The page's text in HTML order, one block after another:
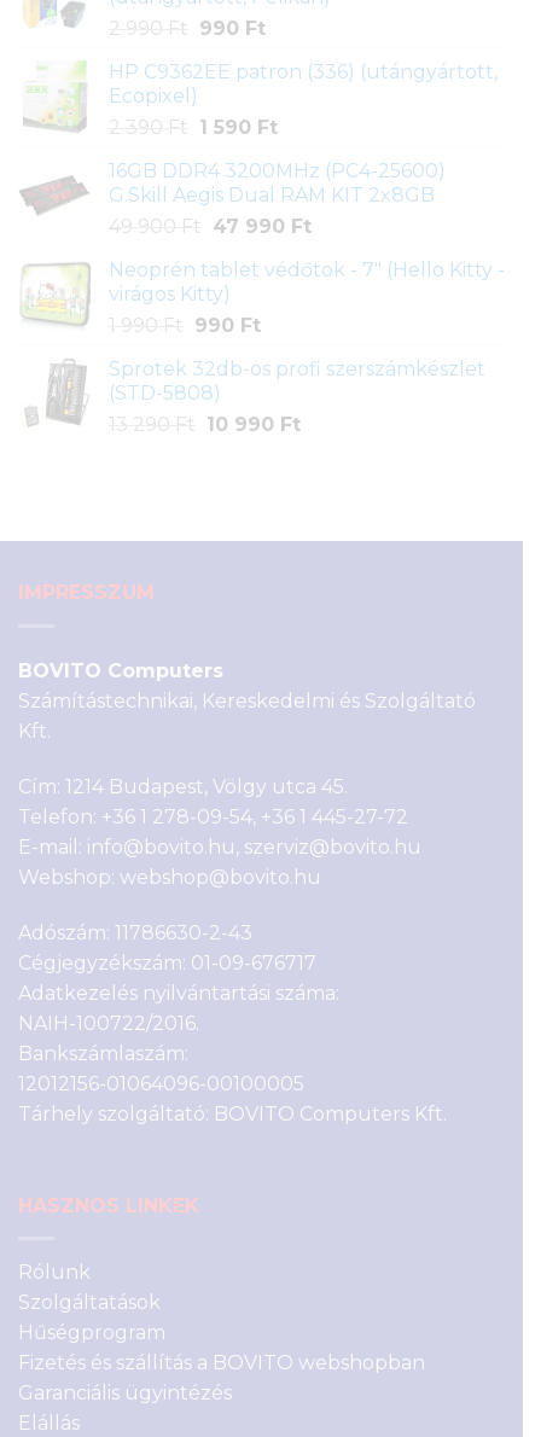
2 990 Ft
Original
was:
990 Ft.
990 FtCurrent
is:
HP C9362EE patron (336) (utángyártott,
Ecopixel)
2 390 Ft
Original
was:
2
390 Ft.
1 590 FtCurrent
is:
1
590 Ft.
16GB DDR4 3200MHz (PC4-25600)
G.Skill Aegis Dual RAM KIT 2x8GB
49 900 Ft
Original
was:
49
900 Ft.
47 990 FtCurrent
is:
Neoprén tablet védőtok - 7" (Hello Kitty -
virágos Kitty)
1 990 Ft
Original
was:
1
990 Ft.
990 FtCurrent
is:
Sprotek 32db-os profi szerszámkészlet
(STD-5808)
13 290 Ft
Original
10 990 FtCurrent
IMPRESSZUM
BOVITO Computers
Számítástechnikai, Kereskedelmi és Szolgáltató
Kft.
Cím: 1214 Budapest, Völgy utca 45.
Telefon: +36 1 278-09-54, +36 1 445-27-72
E-mail: info@bovito.hu, szerviz@bovito.hu
Webshop: webshop@bovito.hu
Adószám: 11786630-2-43
Cégjegyzékszám: 01-09-676717
Adatkezelés nyilvántartási száma:
NAIH-100722/2016.
Bankszámlaszám:
12012156-01064096-00100005
Tárhely szolgáltató: BOVITO Computers Kft.
HASZNOS LINKEK
Rólunk
Szolgáltatások
Hűségprogram
Fizetés és szállítás a BOVITO webshopban
Garanciális ügyintézés
Elállás